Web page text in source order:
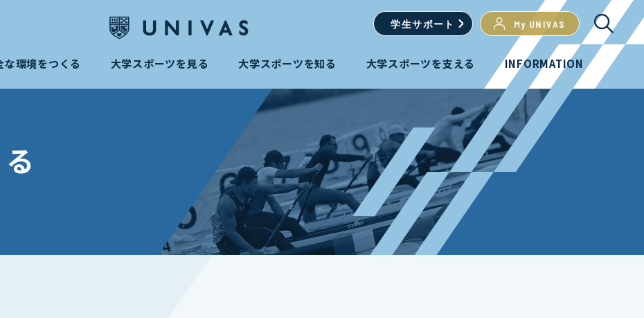
学生サポート My UNIVAS
な環境をつくる 大学スポーツを見る 大学スポーツを知る 大学スポーツを支える INFORMATION